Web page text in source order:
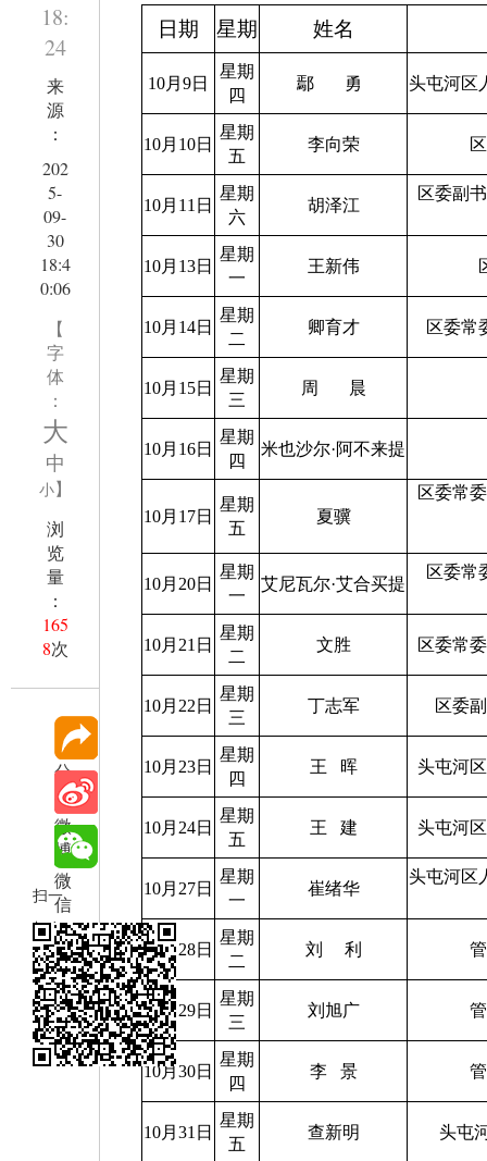
18:
24
来
源
：
202
5-
09-
30
18:4
0:06
【
字
体
：
大
中
小】
浏
览
量
：
165
8次
分
享
微
博
微
信
扫一
扫在
手机
打开
当前
页
日期 星期 姓名
10月9日
星期
四
鄢 勇 头屯河区
10月10日
星期
五
李向荣
10月11日
星期
六
胡泽江
区委副
10月13日
星期
一
王新伟
10月14日
星期
二
卿育才 区委常
10月15日
星期
三
周 晨
10月16日
星期
四
米也沙尔·阿不来提
10月17日
星期
五
夏骥
区委常
10月20日
星期
一
艾尼瓦尔·艾合买提
区委常
10月21日
星期
二
文胜 区委常
10月22日
星期
三
丁志军 区委
10月23日
星期
四
王 晖 头屯河
10月24日
星期
五
王 建 头屯河
10月27日
星期
一
崔绪华
头屯河区
10月28日
星期
二
刘 利
10月29日
星期
三
刘旭广
10月30日
星期
四
李 景
10月31日
星期
五
查新明 头屯